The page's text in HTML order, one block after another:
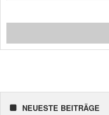
NEUESTE BEITRÄGE